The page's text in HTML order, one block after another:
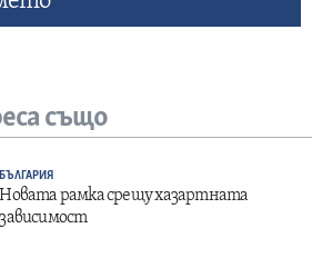
също
БЪЛГАРИЯ
Новата рамка срещу хазартната
зависимост